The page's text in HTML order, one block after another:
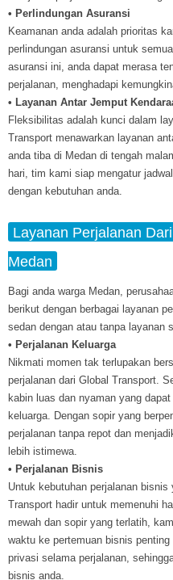
• Perlindungan Asuransi
Keamanan anda adalah prioritas
perlindungan asuransi untuk
asuransi ini, anda dapat merasa
perjalanan, menghadapi
• Layanan Antar Jemput
Fleksibilitas adalah kunci dalam
Transport menawarkan layanan
anda tiba di Medan di tengah
hari, tim kami siap mengatur
dengan kebutuhan anda.
Layanan Perjalanan
Medan
Bagi anda warga Medan,
berikut dengan berbagai layanan
sedan dengan atau tanpa layanan
• Perjalanan Keluarga
Nikmati momen tak terlupakan
perjalanan dari Global Transport.
kabin luas dan nyaman yang
keluarga. Dengan sopir yang
perjalanan tanpa repot dan
lebih istimewa.
• Perjalanan Bisnis
Untuk kebutuhan perjalanan
Transport hadir untuk memenuhi
mewah dan sopir yang terlatih,
waktu ke pertemuan bisnis
privasi selama perjalanan,
bisnis anda.